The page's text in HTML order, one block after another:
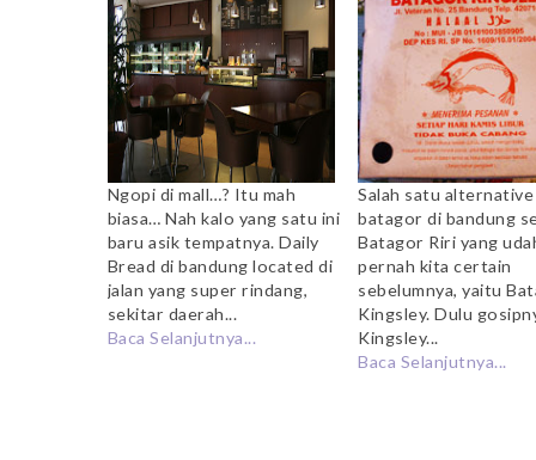
Ngopi di mall…? Itu mah
biasa… Nah kalo yang satu ini
baru asik tempatnya. Daily
Bread di bandung located di
jalan yang super rindang,
sekitar daerah...
Baca Selanjutnya...
Salah satu alternative
batagor di bandung
Batagor Riri yang
pernah kita certain
sebelumnya, yaitu
Kingsley. Dulu
Kingsley...
Baca Selanjutnya...